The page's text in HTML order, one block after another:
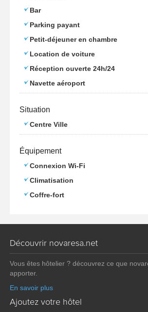
Bar
Parking payant
Petit-déjeuner en chambre
Location de voiture
Réception ouverte 24h/24
Navette aéroport
Situation
Centre Ville
Équipement
Connexion Wi-Fi
Climatisation
Coffre-fort
Découvrir novaresa.net
Vous êtes hôtelier ? découvrez ce que
apporter.
En savoir plus
Ajoutez votre hôtel